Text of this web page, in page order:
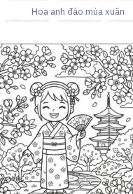
Hoa anh đào mùa xuân